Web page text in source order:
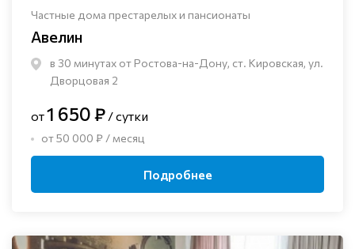
Частные дома престарелых и пансионаты
Авелин
в 30 минутах от Ростова-на-Дону, ст. Кировская, ул.
Дворцовая 2
от1 650 ₽ / сутки
от 50 000 ₽ / месяц
Подробнее